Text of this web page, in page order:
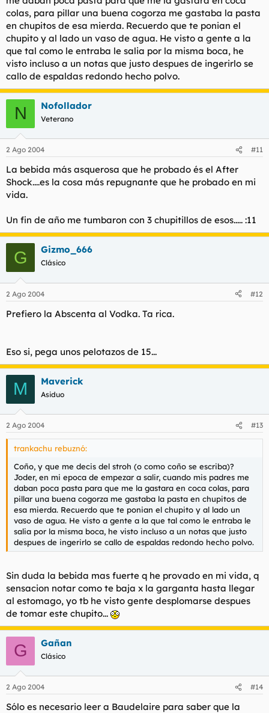
colas, para pillar una buena cogorza me gastaba la pasta
en chupitos de esa mierda. Recuerdo que te ponian el
chupito y al lado un vaso de agua. He visto a gente a la
que tal como le entraba le salia por la misma boca, he
visto incluso a un notas que justo despues de ingerirlo se
callo de espaldas redondo hecho polvo.
N Nofollador
Veterano
2 Ago 2004 #11
La bebida más asquerosa que he probado és el After
Shock....es la cosa más repugnante que he probado en mi
vida.
Un fin de año me tumbaron con 3 chupitillos de esos..... :11
G Gizmo_666
Clásico
2 Ago 2004 #12
Prefiero la Abscenta al Vodka. Ta rica.
Eso si, pega unos pelotazos de 15...
M Maverick
Asiduo
2 Ago 2004 #13
trankachu rebuznó:
Coño, y que me decis del stroh (o como coño se escriba)?
Joder, en mi epoca de empezar a salir, cuando mis padres me
daban poca pasta para que me la gastara en coca colas, para
pillar una buena cogorza me gastaba la pasta en chupitos de
esa mierda. Recuerdo que te ponian el chupito y al lado un
vaso de agua. He visto a gente a la que tal como le entraba le
salia por la misma boca, he visto incluso a un notas que justo
despues de ingerirlo se callo de espaldas redondo hecho polvo.
Sin duda la bebida mas fuerte q he provado en mi vida, q
sensacion notar como te baja x la garganta hasta llegar
al estomago, yo tb he visto gente desplomarse despues
de tomar este chupito...
G Gañan
Clásico
2 Ago 2004 #14
Sólo es necesario leer a Baudelaire para saber que la